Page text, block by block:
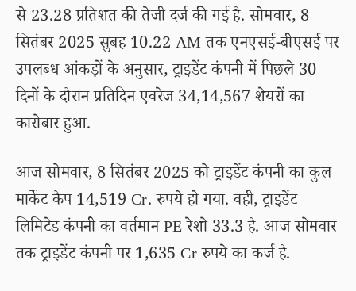
से 23.28 प्रतिशत की तेजी दर्ज की गई है. सोमवार, 8
सितंबर 2025 सुबह 10.22 AM तक एनएसई-बीएसई पर
उपलब्ध आंकड़ों के अनुसार, ट्राइडेंट कंपनी में पिछले 30
दिनों के दौरान प्रतिदिन एवरेज 34,14,567 शेयरों का
कारोबार हुआ.
आज सोमवार, 8 सितंबर 2025 को ट्राइडेंट कंपनी का कुल
मार्केट कैप 14,519 Cr. रुपये हो गया. वही, ट्राइडेंट
लिमिटेड कंपनी का वर्तमान PE रेशो 33.3 है. आज सोमवार
तक ट्राइडेंट कंपनी पर 1,635 Cr रुपये का कर्ज है.